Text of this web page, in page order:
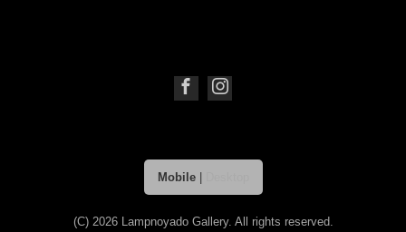
Mobile|
(C) 2026 Lampnoyado Gallery. All rights reserved.